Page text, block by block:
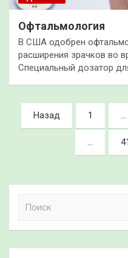
Офтальмология
В США одобрен
расширения зрачков во
Специальный дозатор
Пагинация
записей
Назад 1 …
… 41
к